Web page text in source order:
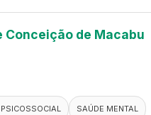
de Macabu
SAÚDE MENTAL